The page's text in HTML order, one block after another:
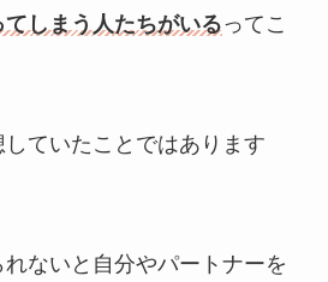
しまう人たちがいるってこ
ていたことではあります
ないと自分やパートナーを